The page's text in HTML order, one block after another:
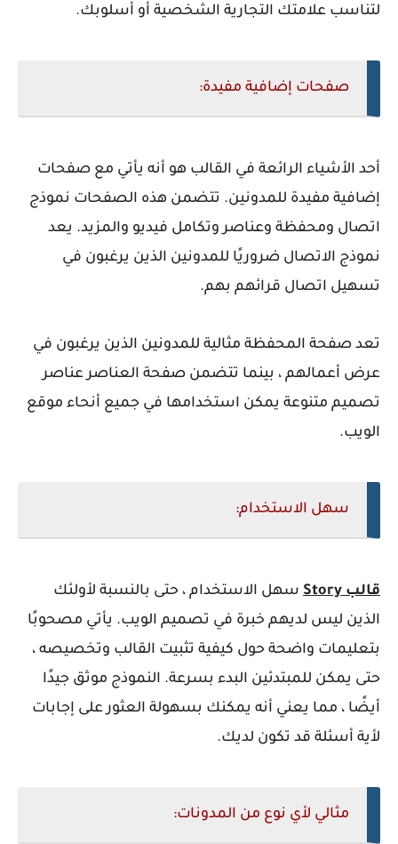
لتناسب علامتك التجارية الشخصية أو أسلوبك.
صفحات إضافية مفيدة:
أحد الأشياء الرائعة في القالب هو أنه يأتي مع صفحات
إضافية مفيدة للمدونين. تتضمن هذه الصفحات نموذج
اتصال ومحفظة وعناصر وتكامل فيديو والمزيد. يعد
نموذج الاتصال ضروريًا للمدونين الذين يرغبون في
تسهيل اتصال قرائهم بهم.
تعد صفحة المحفظة مثالية للمدونين الذين يرغبون في
عرض أعمالهم ، بينما تتضمن صفحة العناصر عناصر
تصميم متنوعة يمكن استخدامها في جميع أنحاء موقع
الويب.
سهل الاستخدام:
قالب Story
سهل الاستخدام ، حتى بالنسبة لأولئك
الذين ليس لديهم خبرة في تصميم الويب. يأتي مصحوبًا
بتعليمات واضحة حول كيفية تثبيت القالب وتخصيصه ،
حتى يمكن للمبتدئين البدء بسرعة. النموذج موثق جيدًا
أيضًا ، مما يعني أنه يمكنك بسهولة العثور على إجابات
لأية أسئلة قد تكون لديك.
مثالي لأي نوع من المدونات: